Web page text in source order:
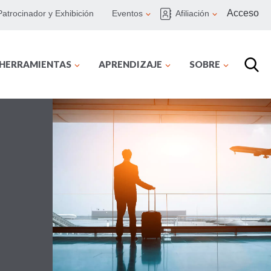
y Exhibición Eventos Afiliación Acceso
APRENDIZAJE SOBRE